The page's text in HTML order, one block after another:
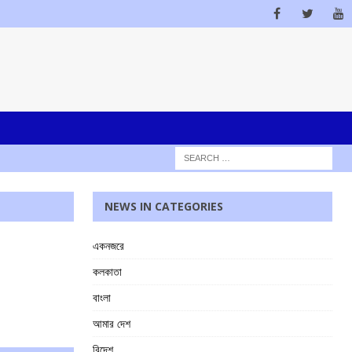
NEWS IN CATEGORIES
একনজরে
কলকাতা
বাংলা
আমার দেশ